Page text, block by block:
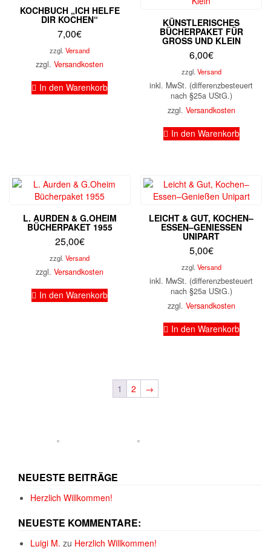
KOCHBUCH „ICH HELFE
DIR KOCHEN“
7,00€
zzgl.Versand
zzgl.Versandkosten
In den Warenkorb
KÜNSTLERISCHES
BÜCHERPAKET FÜR
GROSS UND KLEIN
6,00€
zzgl. Versand
inkl. MwSt. (differenzbesteuert
nach §25a UStG.)
zzgl. Versandkosten
In den Warenkorb
L. AURDEN & G.OHEIM
BÜCHERPAKET 1955
25,00€
zzgl.Versand
zzgl.Versandkosten
In den Warenkorb
LEICHT & GUT, KOCHEN–
ESSEN–GENIESSEN U
NIPART
5,00€
zzgl. Versand
inkl. MwSt. (differenzbesteuert
nach §25a UStG.)
zzgl. Versandkosten
In den Warenkorb
1 2 →
NEUESTE BEITRÄGE
Herzlich Willkommen!
NEUESTE KOMMENTARE:
Luigi M. zu Herzlich Willkommen!